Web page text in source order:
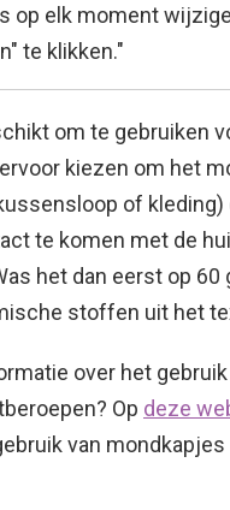
op elk moment
te klikken."
om te gebruiken
kiezen om het
of
te komen met de
het dan eerst op
stoffen uit het
over het
Op deze
van